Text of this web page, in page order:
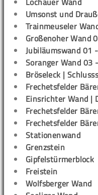
Umsonst und
Trainmeuseler
Großenoher Wand
Jubiläumswand 01
Soranger Wand 03
Bröseleck |
Frechetsfelder
Einsrichter Wand |
Frechetsfelder
Frechetsfelder
Stationenwand
Grenzstein
Gipfelstürmerblock
Freistein
Wolfsberger Wand